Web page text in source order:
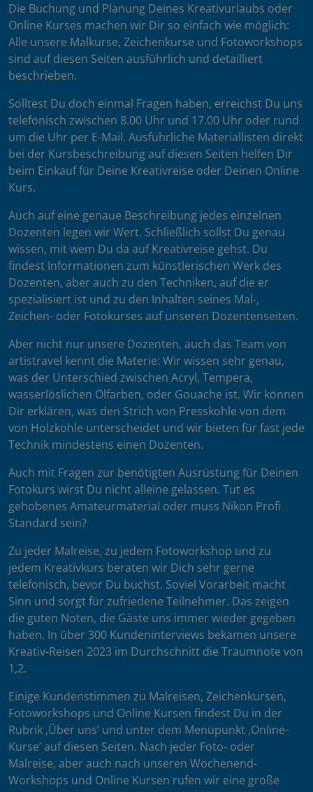
Die Buchung und Planung Deines Kreativurlaubs oder
Online Kurses machen wir Dir so einfach wie möglich:
Alle unsere Malkurse, Zeichenkurse und Fotoworkshops
sind auf diesen Seiten ausführlich und detailliert
beschrieben.
Solltest Du doch einmal Fragen haben, erreichst Du uns
telefonisch zwischen 8.00 Uhr und 17.00 Uhr oder rund
um die Uhr per E-Mail. Ausführliche Materiallisten direkt
bei der Kursbeschreibung auf diesen Seiten helfen Dir
beim Einkauf für Deine Kreativreise oder Deinen Online
Kurs.
Auch auf eine genaue Beschreibung jedes einzelnen
Dozenten legen wir Wert. Schließlich sollst Du genau
wissen, mit wem Du da auf Kreativreise gehst. Du
findest Informationen zum künstlerischen Werk des
Dozenten, aber auch zu den Techniken, auf die er
spezialisiert ist und zu den Inhalten seines Mal-,
Zeichen- oder Fotokurses auf unseren Dozentenseiten.
Aber nicht nur unsere Dozenten, auch das Team von
artistravel kennt die Materie: Wir wissen sehr genau,
was der Unterschied zwischen Acryl, Tempera,
wasserlöslichen Ölfarben, oder Gouache ist. Wir können
Dir erklären, was den Strich von Presskohle von dem
von Holzkohle unterscheidet und wir bieten für fast jede
Technik mindestens einen Dozenten.
Auch mit Fragen zur benötigten Ausrüstung für Deinen
Fotokurs wirst Du nicht alleine gelassen. Tut es
gehobenes Amateurmaterial oder muss Nikon Profi
Standard sein?
Zu jeder Malreise, zu jedem Fotoworkshop und zu
jedem Kreativkurs beraten wir Dich sehr gerne
telefonisch, bevor Du buchst. Soviel Vorarbeit macht
Sinn und sorgt für zufriedene Teilnehmer. Das zeigen
die guten Noten, die Gäste uns immer wieder gegeben
haben. In über 300 Kundeninterviews bekamen unsere
Kreativ-Reisen 2023 im Durchschnitt die Traumnote von
1,2.
Einige Kundenstimmen zu Malreisen, Zeichenkursen,
Fotoworkshops und Online Kursen findest Du in der
Rubrik ‚Über uns’ und unter dem Menüpunkt ‚Online-
Kurse’ auf diesen Seiten. Nach jeder Foto- oder
Malreise, aber auch nach unseren Wochenend-
Workshops und Online Kursen rufen wir eine große